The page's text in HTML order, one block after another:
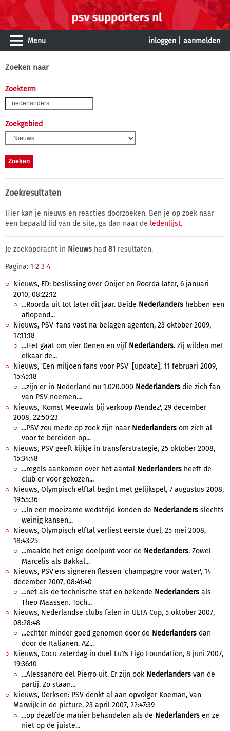
Menu inloggen aanmelden
Zoeken naar
Zoekterm
Zoekgebied
Zoekresultaten
Hier kan je nieuws en reacties doorzoeken. Ben je op zoek naar
een bepaald lid van de site, ga dan naar de ledenlijst.
Je zoekopdracht in Nieuws had 81 resultaten.
Pagina: 1 2 3 4
Nieuws, ED: beslissing over Ooijer en Roorda later, 6 januari
2010, 08:22:12
...Roorda uit tot later dit jaar. Beide Nederlanders hebben een
aflopend...
Nieuws, PSV-fans vast na belagen agenten, 23 oktober 2009,
17:11:18
...Het gaat om vier Denen en vijf Nederlanders. Zij wilden met
elkaar de...
Nieuws, 'Een miljoen fans voor PSV' [update], 11 februari 2009,
15:45:18
...zijn er in Nederland nu 1.020.000 Nederlanders die zich fan
van PSV noemen....
Nieuws, 'Komst Meeuwis bij verkoop Mendez', 29 december
2008, 22:50:23
...PSV zou mede op zoek zijn naar Nederlanders om zich al
voor te bereiden op...
Nieuws, PSV geeft kijkje in transferstrategie, 25 oktober 2008,
15:34:48
...regels aankomen over het aantal Nederlanders heeft de
club er voor gekozen...
Nieuws, Olympisch elftal begint met gelijkspel, 7 augustus 2008,
19:55:36
...In een moeizame wedstrijd konden de Nederlanders slechts
weinig kansen...
Nieuws, Olympisch elftal verliest eerste duel, 25 mei 2008,
18:43:25
...maakte het enige doelpunt voor de Nederlanders. Zowel
Marcelis als Bakkal...
Nieuws, PSV'ers signeren flessen 'champagne voor water', 14
december 2007, 08:41:40
...net als de technische staf en bekende Nederlanders als
Theo Maassen. Toch...
Nieuws, Nederlandse clubs falen in UEFA Cup, 5 oktober 2007,
08:28:48
...echter minder goed genomen door de Nederlanders dan
door de Italianen. AZ...
Nieuws, Cocu zaterdag in duel Lu?s Figo Foundation, 8 juni 2007,
19:36:10
...Alessandro del Pierro uit. Er zijn ook Nederlanders van de
partij. Zo staan...
Nieuws, Derksen: PSV denkt al aan opvolger Koeman, Van
Marwijk in de picture, 23 april 2007, 22:47:39
...op dezelfde manier behandelen als de Nederlanders en ze
niet op de juiste...